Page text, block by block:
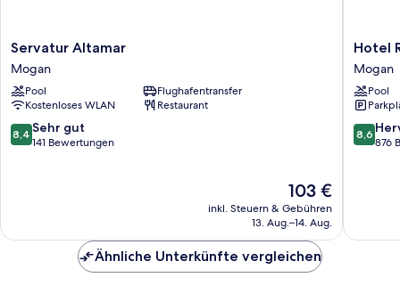
Servatur
Altamar
Mogan
Servatur Altamar
Mogan
Pool
Flughafentransfer
Kostenloses WLAN
Restaurant
8.4
von
8,4 Sehr gut
141 Bewertungen
Der
Preis
beträgt
103 €
inkl. Steuern & Gebühren
13. Aug.–14. Aug.
Hotel
Riu
Vistamar
-
All
Inclusive
Mogan
Hotel
Mogan
Pool
8.6
von
8,6
876
Ähnliche Unterkünfte vergleichen